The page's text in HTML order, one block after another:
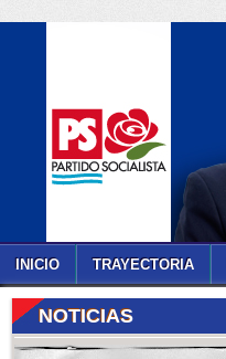
INICIO TRAYECTORIA
NOTICIAS